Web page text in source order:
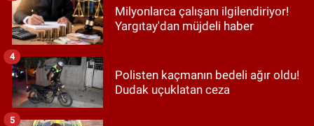
Milyonlarca çalışanı ilgilendiriyor!
Yargıtay'dan müjdeli haber
Polisten kaçmanın bedeli ağır oldu!
Dudak uçuklatan ceza
4
5